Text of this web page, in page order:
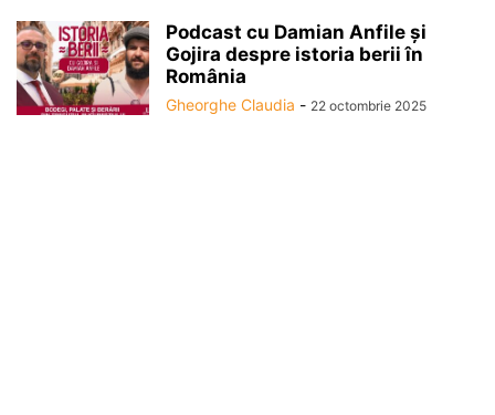
Podcast cu Damian Anfile și
Gojira despre istoria berii în
România
Gheorghe Claudia - 22 octombrie 2025